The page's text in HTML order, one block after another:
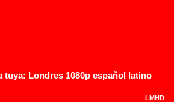
tuya: Londres 1080p español latino
LMHD